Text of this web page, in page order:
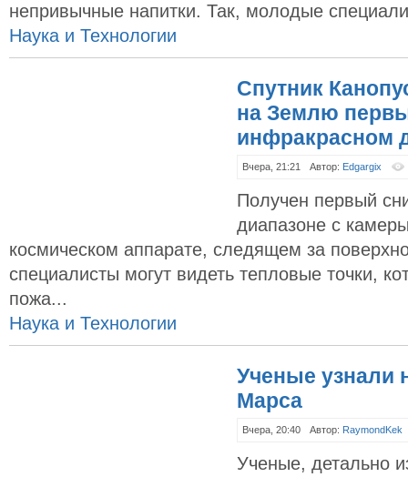
непривычные напитки. Так, молодые
Наука и Технологии
Спутник
на Землю
инфракрасном
Вчера, 21:21 Автор: Edgargix
Получен первый
диапазоне с
космическом аппарате, следящем за
специалисты могут видеть тепловые точки,
пожа...
Наука и Технологии
Ученые узнали
Марса
Вчера, 20:40 Автор: RaymondKek
Ученые, детально